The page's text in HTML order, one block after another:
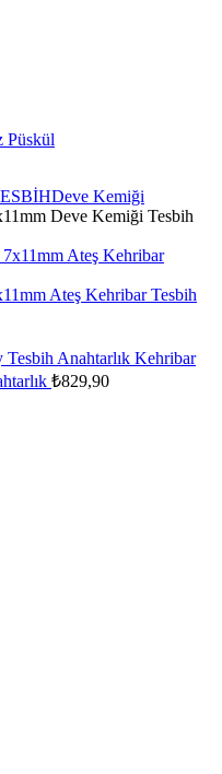
Püskül
Deve Kemiği
Deve Kemiği Tesbih
Ateş Kehribar Tesbih
Kehribar
₺829,90